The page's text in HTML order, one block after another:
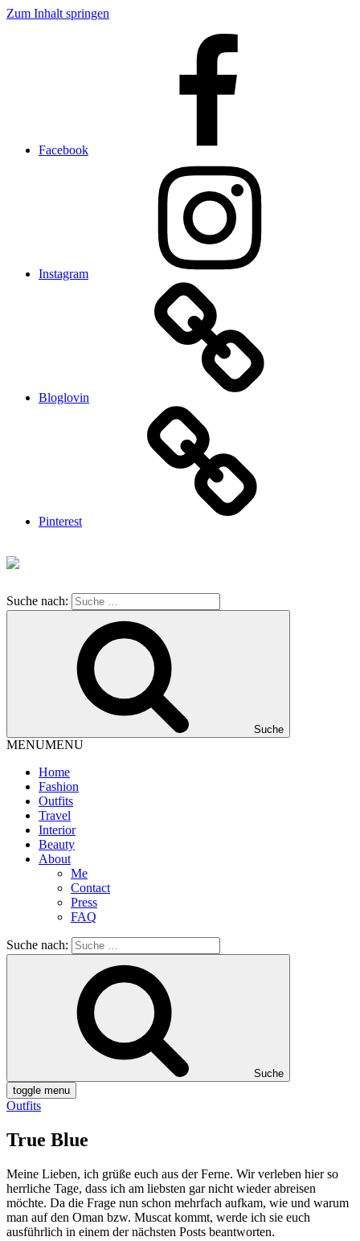
Zum Inhalt springen
Facebook
Instagram
Bloglovin
Pinterest
Suche nach:
Suche
MENUMENU
Home
Fashion
Outfits
Travel
Interior
Beauty
About
Me
Contact
Press
FAQ
Suche nach:
Suche
toggle menu
Outfits
True Blue
Meine Lieben, ich grüße euch aus der Ferne. Wir verleben hier so
herrliche Tage, dass ich am liebsten gar nicht wieder abreisen
möchte. Da die Frage nun schon mehrfach aufkam, wie und warum
man auf den Oman bzw. Muscat kommt, werde ich sie euch
ausführlich in einem der nächsten Posts beantworten.